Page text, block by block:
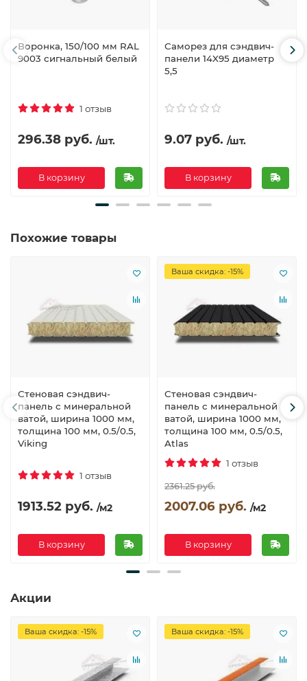
Воронка, 150/100 мм RAL
9003 сигнальный белый
1 отзыв
296.38 руб. /шт.
В корзину
Саморез для сэндвич-
панели 14X95 диаметр
5,5
9.07 руб. /шт.
В корзину
Похожие товары
Стеновая сэндвич-
панель с минеральной
ватой, ширина 1000 мм,
толщина 100 мм, 0.5/0.5,
Viking
1 отзыв
1913.52 руб. /м2
В корзину
Ваша скидка: -15%
Стеновая сэндвич-
панель с минеральной
ватой, ширина 1000 мм,
толщина 100 мм, 0.5/0.5,
Atlas
1 отзыв
2361.25 руб.
2007.06 руб. /м2
В корзину
Акции
Ваша скидка: -15% Ваша скидка: -15%